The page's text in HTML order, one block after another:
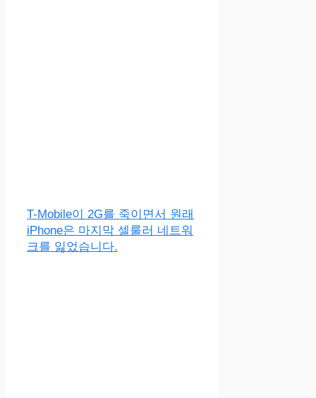
T-Mobile이 2G를 죽이면서 원래
iPhone은 마지막 셀룰러 네트워
크를 잃었습니다.